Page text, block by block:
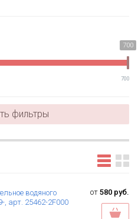
700
700
фильтры
водяного
, арт. 25462-2F000
от 580 руб.